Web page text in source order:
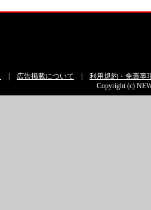
広告掲載について
利用規約・免責事
Copyright (c)